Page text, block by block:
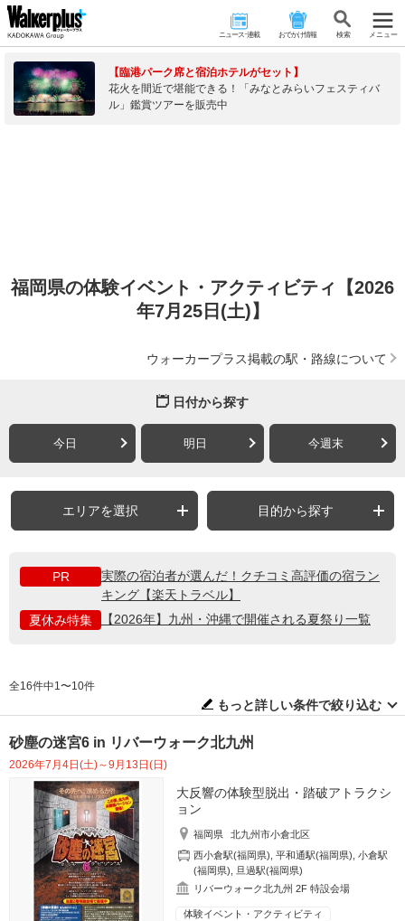
ニュース･連載 おでかけ情報 検 索 メニュー
【臨港パーク席と宿泊ホテルがセット】
花火を間近で堪能できる！「みなとみらいフェスティバ
ル」鑑賞ツアーを販売中
福岡県の体験イベント・アクティビティ【2026
年7月25日(土)】
ウォーカープラス掲載の駅・路線について
日付から探す
今日 明日 今週末
エリアを選択 目的から探す
PR
実際の宿泊者が選んだ！クチコミ高評価の宿ラン
キング【楽天トラベル】
夏休み特集
【2026年】九州・沖縄で開催される夏祭り一覧
全16件中1〜10件
もっと詳しい条件で絞り込む
砂塵の迷宮6 in リバーウォーク北九州
2026年7月4日(土)～9月13日(日)
大反響の体験型脱出・踏破アトラクシ
ョン
福岡県
北九州市小倉北区
西小倉駅(福岡県) ,平和通駅(福岡県) ,小倉駅
(福岡県)
旦過駅(福岡県)
リバーウォーク北九州 2F 特設会場
体験イベント・アクティビティ